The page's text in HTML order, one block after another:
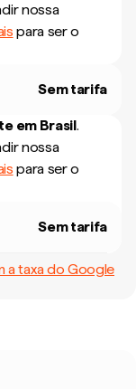
nossa
para ser o
Sem tarifa
em Brasil.
nossa
para ser o
Sem tarifa
a taxa do Google